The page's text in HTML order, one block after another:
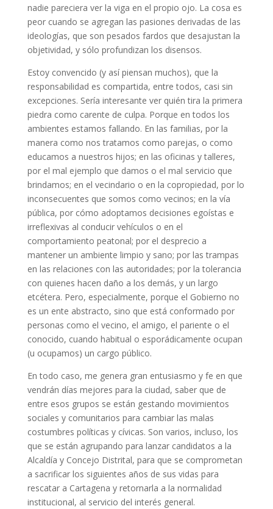
nadie pareciera ver la viga en el propio ojo. La cosa es
peor cuando se agregan las pasiones derivadas de las
ideologías, que son pesados fardos que desajustan la
objetividad, y sólo profundizan los disensos.
Estoy convencido (y así piensan muchos), que la
responsabilidad es compartida, entre todos, casi sin
excepciones. Sería interesante ver quién tira la primera
piedra como carente de culpa. Porque en todos los
ambientes estamos fallando. En las familias, por la
manera como nos tratamos como parejas, o como
educamos a nuestros hijos; en las oficinas y talleres,
por el mal ejemplo que damos o el mal servicio que
brindamos; en el vecindario o en la copropiedad, por lo
inconsecuentes que somos como vecinos; en la vía
pública, por cómo adoptamos decisiones egoístas e
irreflexivas al conducir vehículos o en el
comportamiento peatonal; por el desprecio a
mantener un ambiente limpio y sano; por las trampas
en las relaciones con las autoridades; por la tolerancia
con quienes hacen daño a los demás, y un largo
etcétera. Pero, especialmente, porque el Gobierno no
es un ente abstracto, sino que está conformado por
personas como el vecino, el amigo, el pariente o el
conocido, cuando habitual o esporádicamente ocupan
(u ocupamos) un cargo público.
En todo caso, me genera gran entusiasmo y fe en que
vendrán días mejores para la ciudad, saber que de
entre esos grupos se están gestando movimientos
sociales y comunitarios para cambiar las malas
costumbres políticas y cívicas. Son varios, incluso, los
que se están agrupando para lanzar candidatos a la
Alcaldía y Concejo Distrital, para que se comprometan
a sacrificar los siguientes años de sus vidas para
rescatar a Cartagena y retornarla a la normalidad
institucional, al servicio del interés general.